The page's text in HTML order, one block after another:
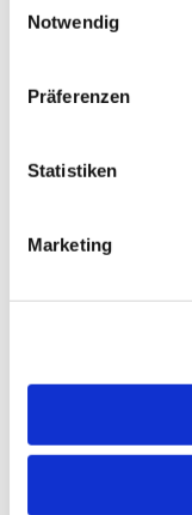
Notwendig
Präferenzen
Statistiken
Marketing
© leadersnet.at / V. Greabu